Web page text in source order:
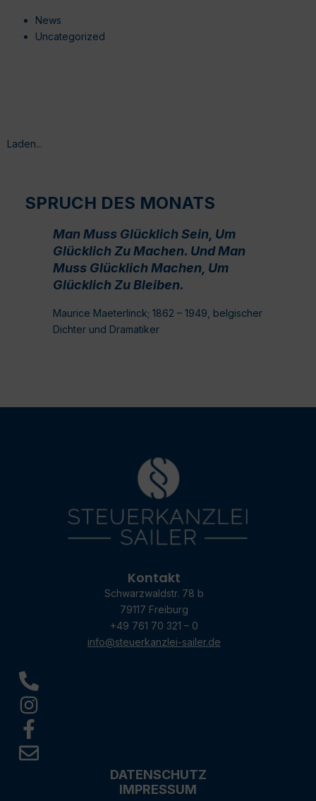
News
Uncategorized
Laden...
SPRUCH DES MONATS
Man Muss Glücklich Sein, Um
Glücklich Zu Machen. Und Man
Muss Glücklich Machen, Um
Glücklich Zu Bleiben.
Maurice Maeterlinck; 1862 – 1949, belgischer
Dichter und Dramatiker
Kontakt
Schwarzwaldstr. 78 b
79117 Freiburg
+49 761 70 321 – 0
info@steuerkanzlei-sailer.de
DATENSCHUTZ
IMPRESSUM